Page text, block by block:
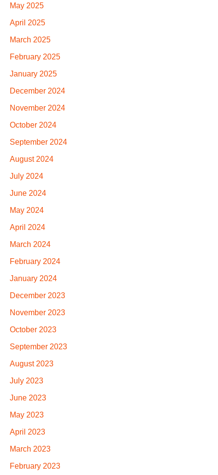
May 2025
April 2025
March 2025
February 2025
January 2025
December 2024
November 2024
October 2024
September 2024
August 2024
July 2024
June 2024
May 2024
April 2024
March 2024
February 2024
January 2024
December 2023
November 2023
October 2023
September 2023
August 2023
July 2023
June 2023
May 2023
April 2023
March 2023
February 2023